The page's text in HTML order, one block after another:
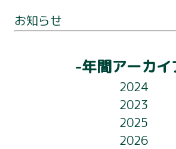
フロアガイ
お知らせ
会社概要
お知らせ
-年間アーカ
2024
2023
2025
2026